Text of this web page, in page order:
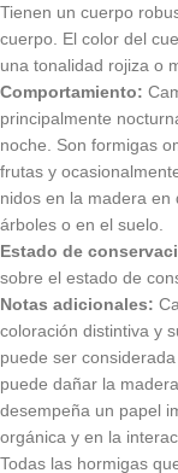
Tienen un cuerpo
cuerpo. El color del
una tonalidad rojiza o
Comportamiento:
principalmente
noche. Son formigas
frutas y
nidos en la madera en
árboles o en el suelo.
Estado de
sobre el estado de
Notas adicionales:
coloración distintiva y
puede ser
puede dañar la
desempeña un papel
orgánica y en la
Todas las hormigas